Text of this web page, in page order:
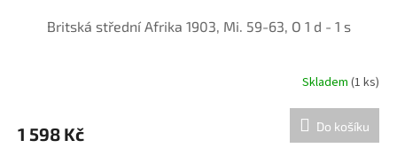
Britská střední Afrika 1903, Mi. 59-63, O 1 d - 1 s
Skladem (1 ks)
1 598 Kč Do košíku